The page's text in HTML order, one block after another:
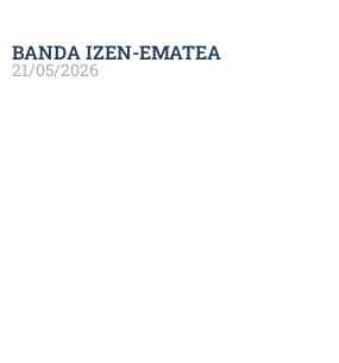
BANDA IZEN-EMATEA
21/05/2026